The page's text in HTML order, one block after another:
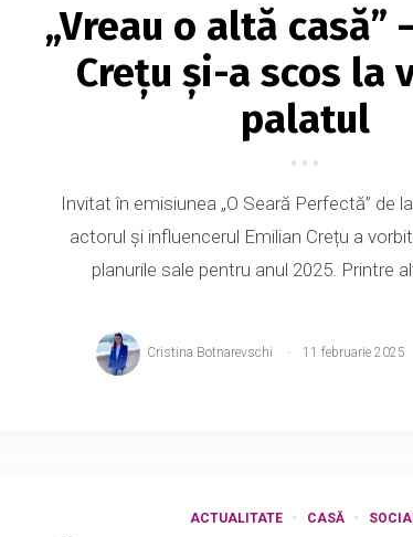
„Vreau o altă casă”
Crețu și-a scos la
palatul
Invitat în emisiunea „O Seară Perfectă” de
actorul și influencerul Emilian Crețu a
planurile sale pentru anul 2025. Printre
Cristina Botnarevschi 11 februarie 2025
ACTUALITATE CASĂ